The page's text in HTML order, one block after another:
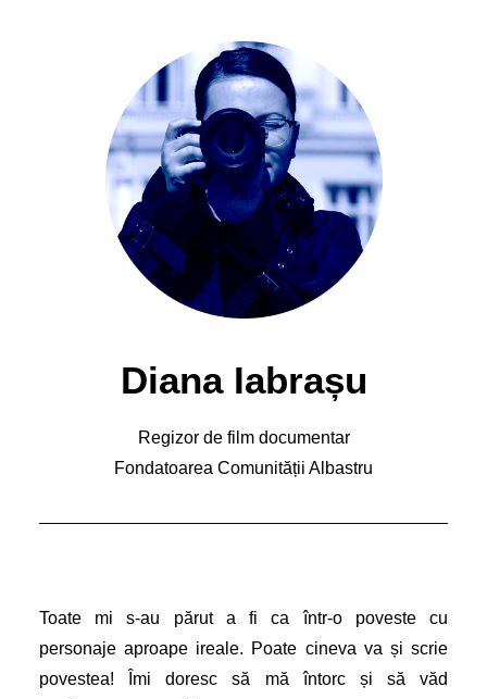
Diana Iabrașu
Regizor de film documentar
Fondatoarea Comunității Albastru
Toate mi s-au părut a fi ca într-o poveste cu
personaje aproape ireale. Poate cineva va și scrie
povestea! Îmi doresc să mă întorc și să văd